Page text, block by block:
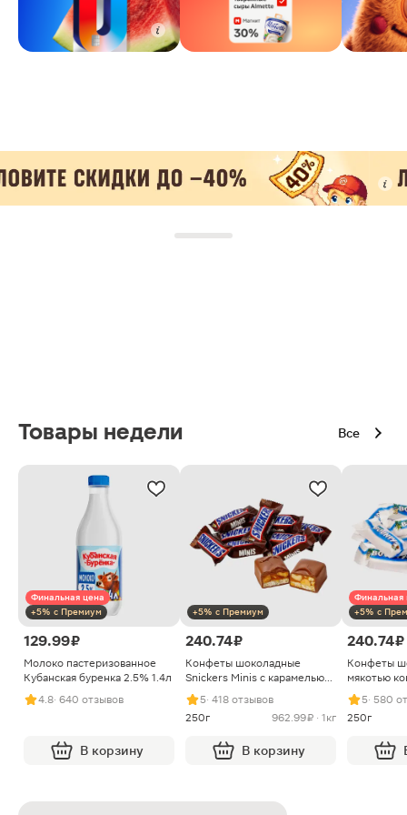
Товары недели Все
Финальная цена
+5% с Премиум
129.99 ₽
Молоко пастеризованное
Кубанская буренка 2.5% 1.4л
4.8· 640 отзывов
В корзину
+5% с Премиум
240.74 ₽
Конфеты шоколадные
Snickers Minis с карамелью
арахисом и нугой
5· 418 отзывов
250г
962.99 ₽ · 1кг
В корзину
Финальная
+5% с
240.74 ₽
Конфеты
мякотью
5· 580
250г